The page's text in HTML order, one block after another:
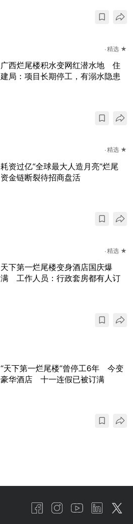
精选 ★
广西烂尾楼积水变网红潜水地 住
建局：项目长期停工，有溺水隐患
精选 ★
耗资过亿“全球最大人造月亮”烂尾
资金链断裂待招商盘活
精选 ★
天下第一烂尾楼变身酒店国庆爆
满 工作人员：行政套房都有人订
“天下第一烂尾楼”曾停工6年 今变
豪华酒店 十一连假已被订满